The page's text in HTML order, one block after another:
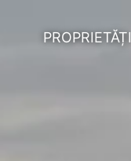
PROPRIETĂȚI